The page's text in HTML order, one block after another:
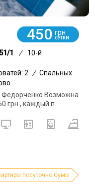
450 грн
СУТКИ
1 /
10-й
2 / Спальных
Федорченко Возможна
грн., каждый п...
посуточно Сумы